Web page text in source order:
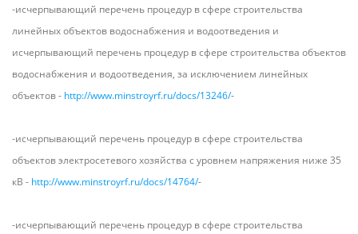
-исчерпывающий перечень процедур в сфере строительства
линейных объектов водоснабжения и водоотведения и
исчерпывающий перечень процедур в сфере строительства объектов
водоснабжения и водоотведения, за исключением линейных
объектов - http://www.minstroyrf.ru/docs/13246/-
-исчерпывающий перечень процедур в сфере строительства
объектов электросетевого хозяйства с уровнем напряжения ниже 35
кВ - http://www.minstroyrf.ru/docs/14764/-
-исчерпывающий перечень процедур в сфере строительства